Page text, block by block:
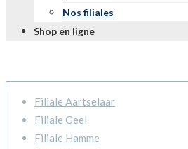
Nos filiales
Shop en ligne
Filiale Aartselaar
Filiale Geel
Filiale Hamme